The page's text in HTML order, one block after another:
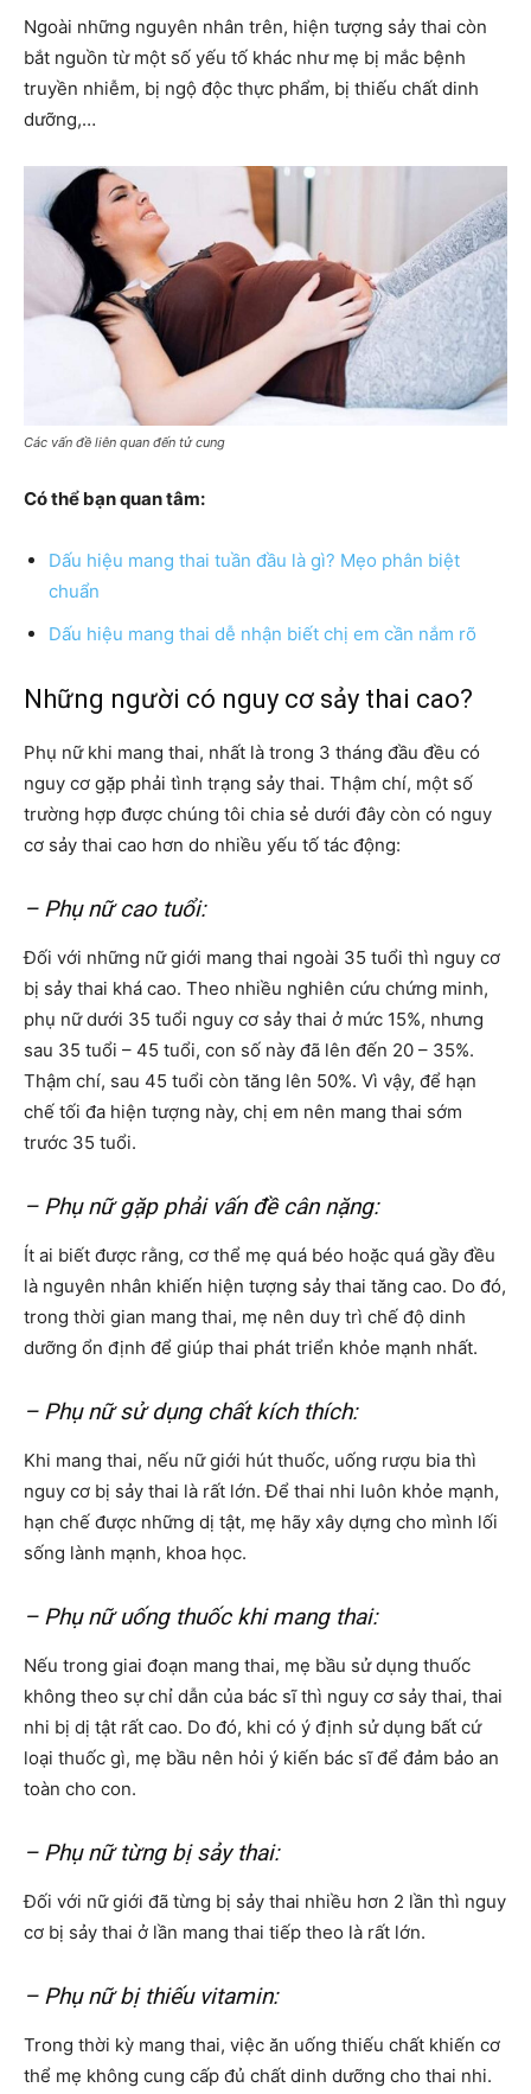
Ngoài những nguyên nhân trên, hiện tượng sảy thai còn
bắt nguồn từ một số yếu tố khác như mẹ bị mắc bệnh
truyền nhiễm, bị ngộ độc thực phẩm, bị thiếu chất dinh
dưỡng,…
Các vấn đề liên quan đến tử cung
Có thể bạn quan tâm:
Dấu hiệu mang thai tuần đầu là gì? Mẹo phân biệt
chuẩn
Dấu hiệu mang thai dễ nhận biết chị em cần nắm rõ
Những người có nguy cơ sảy thai cao?
Phụ nữ khi mang thai, nhất là trong 3 tháng đầu đều có
nguy cơ gặp phải tình trạng sảy thai. Thậm chí, một số
trường hợp được chúng tôi chia sẻ dưới đây còn có nguy
cơ sảy thai cao hơn do nhiều yếu tố tác động:
– Phụ nữ cao tuổi:
Đối với những nữ giới mang thai ngoài 35 tuổi thì nguy cơ
bị sảy thai khá cao. Theo nhiều nghiên cứu chứng minh,
phụ nữ dưới 35 tuổi nguy cơ sảy thai ở mức 15%, nhưng
sau 35 tuổi – 45 tuổi, con số này đã lên đến 20 – 35%.
Thậm chí, sau 45 tuổi còn tăng lên 50%. Vì vậy, để hạn
chế tối đa hiện tượng này, chị em nên mang thai sớm
trước 35 tuổi.
– Phụ nữ gặp phải vấn đề cân nặng:
Ít ai biết được rằng, cơ thể mẹ quá béo hoặc quá gầy đều
là nguyên nhân khiến hiện tượng sảy thai tăng cao. Do đó,
trong thời gian mang thai, mẹ nên duy trì chế độ dinh
dưỡng ổn định để giúp thai phát triển khỏe mạnh nhất.
– Phụ nữ sử dụng chất kích thích:
Khi mang thai, nếu nữ giới hút thuốc, uống rượu bia thì
nguy cơ bị sảy thai là rất lớn. Để thai nhi luôn khỏe mạnh,
hạn chế được những dị tật, mẹ hãy xây dựng cho mình lối
sống lành mạnh, khoa học.
– Phụ nữ uống thuốc khi mang thai:
Nếu trong giai đoạn mang thai, mẹ bầu sử dụng thuốc
không theo sự chỉ dẫn của bác sĩ thì nguy cơ sảy thai, thai
nhi bị dị tật rất cao. Do đó, khi có ý định sử dụng bất cứ
loại thuốc gì, mẹ bầu nên hỏi ý kiến bác sĩ để đảm bảo an
toàn cho con.
– Phụ nữ từng bị sảy thai:
Đối với nữ giới đã từng bị sảy thai nhiều hơn 2 lần thì nguy
cơ bị sảy thai ở lần mang thai tiếp theo là rất lớn.
– Phụ nữ bị thiếu vitamin:
Trong thời kỳ mang thai, việc ăn uống thiếu chất khiến cơ
thể mẹ không cung cấp đủ chất dinh dưỡng cho thai nhi.